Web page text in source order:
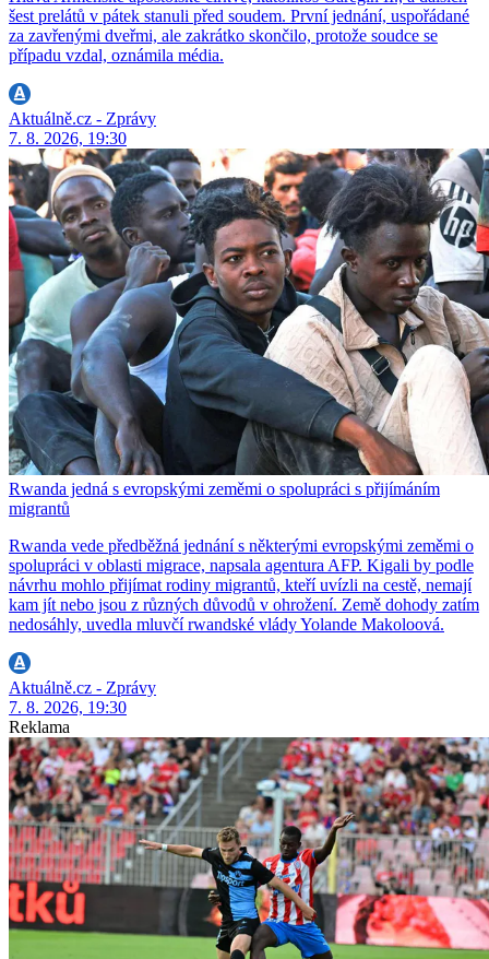
šest prelátů v pátek stanuli před soudem. První jednání, uspořádané
za zavřenými dveřmi, ale zakrátko skončilo, protože soudce se
případu vzdal, oznámila média.
Aktuálně.cz - Zprávy
7. 8. 2026, 19:30
Rwanda jedná s evropskými zeměmi o spolupráci s přijímáním
migrantů
Rwanda vede předběžná jednání s některými evropskými zeměmi o
spolupráci v oblasti migrace, napsala agentura AFP. Kigali by podle
návrhu mohlo přijímat rodiny migrantů, kteří uvízli na cestě, nemají
kam jít nebo jsou z různých důvodů v ohrožení. Země dohody zatím
nedosáhly, uvedla mluvčí rwandské vlády Yolande Makoloová.
Aktuálně.cz - Zprávy
7. 8. 2026, 19:30
Reklama